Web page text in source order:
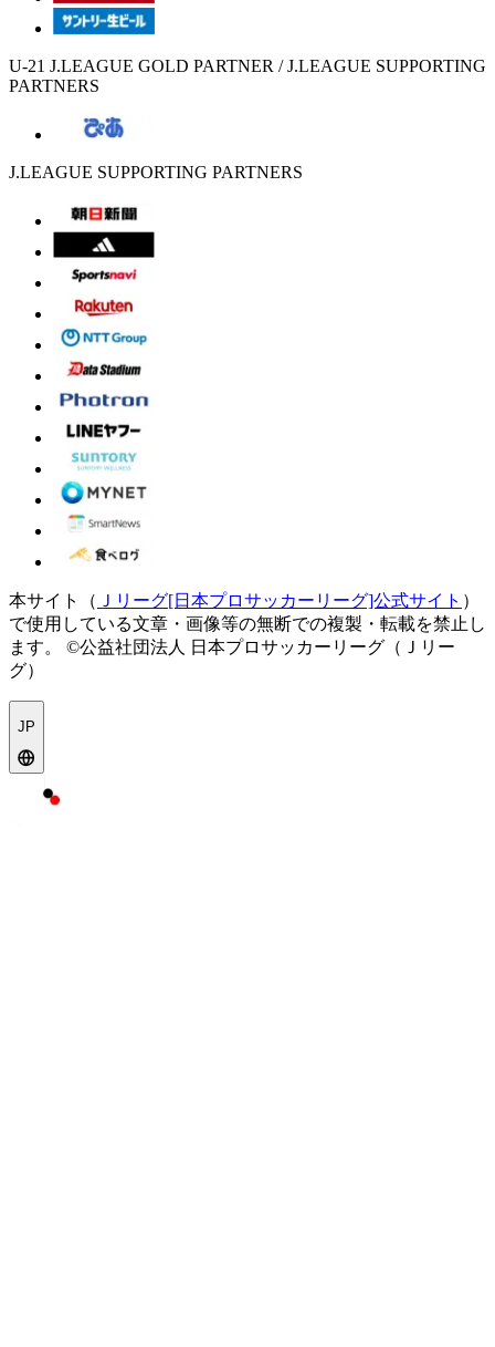
U-21 J.LEAGUE GOLD PARTNER / J.LEAGUE SUPPORTING
PARTNERS
J.LEAGUE SUPPORTING PARTNERS
本サイト（ Ｊリーグ[日本プロサッカーリーグ]公式サイト ）
で使用している文章・画像等の無断での複製・転載を禁止し
ます。
©公益社団法人 日本プロサッカーリーグ（Ｊリー
グ）
JP